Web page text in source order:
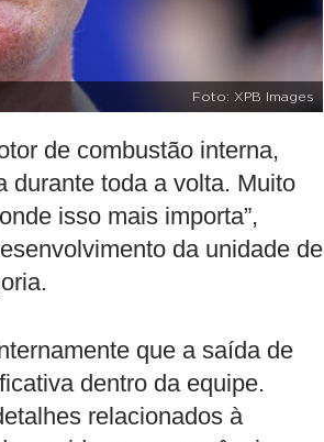
Foto: XPB Images
de combustão interna,
durante toda a volta. Muito
isso mais importa”,
da unidade de
que a saída de
dentro da equipe.
relacionados à